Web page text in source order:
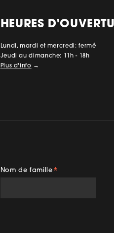
HEURES
Lundi, mardi et mercredi: fermé
Jeudi au dimanche: 11h - 18h
Plus d'info →
Nom de famille *